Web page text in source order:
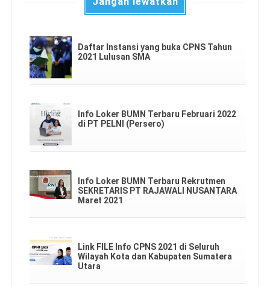
Daftar Instansi yang buka CPNS Tahun
2021 Lulusan SMA
Info Loker BUMN Terbaru Februari 2022
di PT PELNI (Persero)
Info Loker BUMN Terbaru Rekrutmen
SEKRETARIS PT RAJAWALI NUSANTARA
Maret 2021
Link FILE Info CPNS 2021 di Seluruh
Wilayah Kota dan Kabupaten Sumatera
Utara